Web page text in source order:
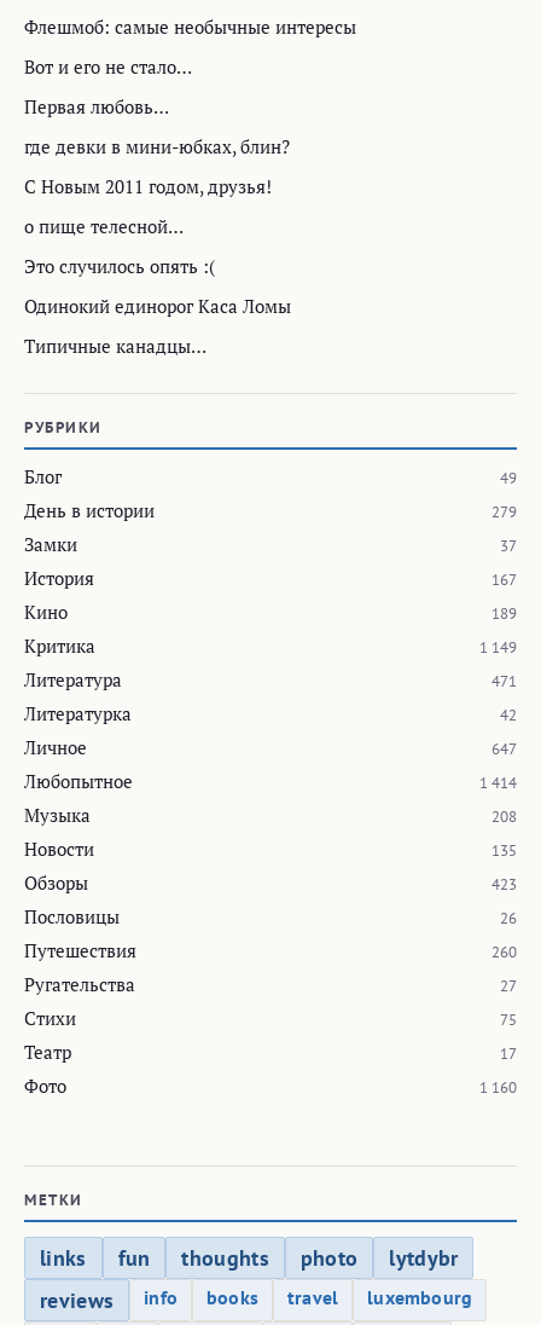
Флешмоб: самые необычные интересы
Вот и его не стало…
Первая любовь…
где девки в мини-юбках, блин?
С Новым 2011 годом, друзья!
о пище телесной…
Это случилось опять :(
Одинокий единорог Каса Ломы
Типичные канадцы…
РУБРИКИ
Блог 49
День в истории 279
Замки 37
История 167
Кино 189
Критика 1 149
Литература 471
Литературка 42
Личное 647
Любопытное 1 414
Музыка 208
Новости 135
Обзоры 423
Пословицы 26
Путешествия 260
Ругательства 27
Стихи 75
Театр 17
Фото 1 160
МЕТКИ
links fun thoughts photo
lytdybr
reviews
info books travel
luxembourg